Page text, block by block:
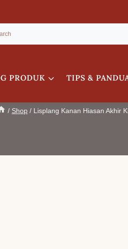
PRODUK TIPS &
Akhir KM 4
/ Shop / Lisplang Kanan Hiasan Akhir